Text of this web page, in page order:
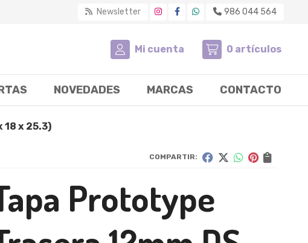
Newsletter 986 044 564
Mi cuenta 0 artículos
NOVEDADES MARCAS CONTACTO
18 x 25.3)
COMPARTIR:
Prototype